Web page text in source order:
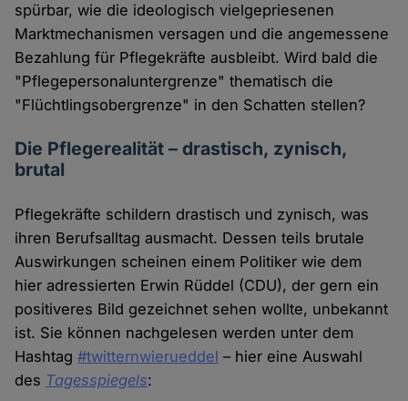
spürbar, wie die ideologisch vielgepriesenen
Marktmechanismen versagen und die angemessene
Bezahlung für Pflegekräfte ausbleibt. Wird bald die
"Pflegepersonaluntergrenze" thematisch die
"Flüchtlingsobergrenze" in den Schatten stellen?
Die Pflegerealität – drastisch, zynisch,
brutal
Pflegekräfte schildern drastisch und zynisch, was
ihren Berufsalltag ausmacht. Dessen teils brutale
Auswirkungen scheinen einem Politiker wie dem
hier adressierten Erwin Rüddel (CDU), der gern ein
positiveres Bild gezeichnet sehen wollte, unbekannt
ist. Sie können nachgelesen werden unter dem
Hashtag#twitternwierueddel – hier eine Auswahl
des Tagesspiegels: